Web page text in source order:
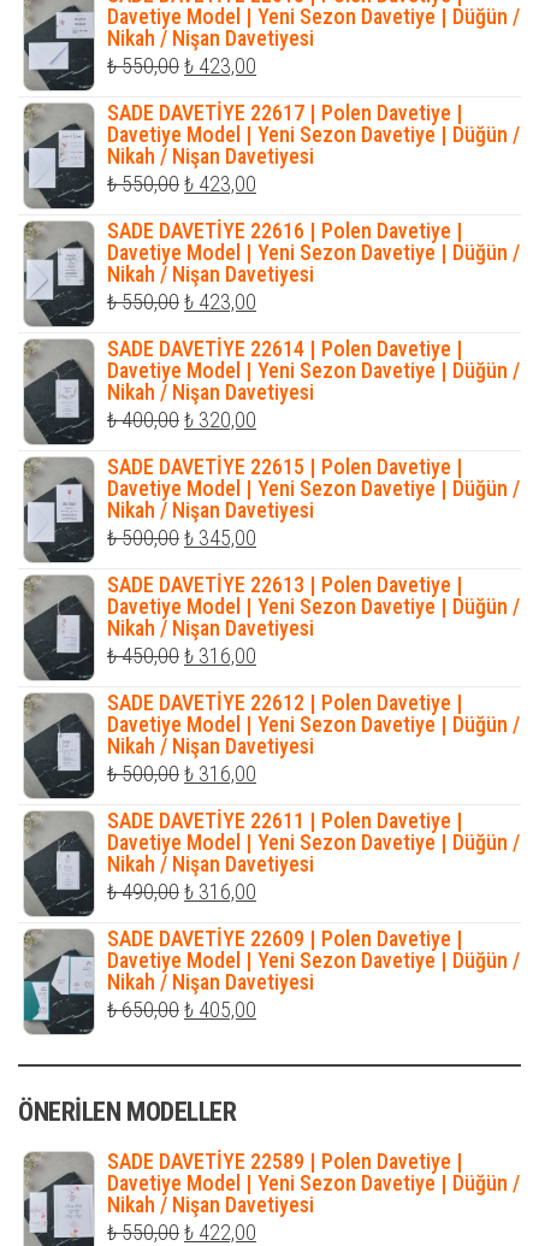
₺ 550,00.fiyat:
₺ 423,00.
Davetiye Model | Yeni Sezon Davetiye | Düğün /
Nikah / Nişan Davetiyesi
₺550,00Orijinal
fiyat:
₺ 550,00.
₺ 423,00
fiyat:
₺ 423,00.
SADE DAVETİYE 22617 | Polen Davetiye |
Davetiye Model | Yeni Sezon Davetiye | Düğün /
Nikah / Nişan Davetiyesi
₺550,00Orijinal
fiyat:
₺ 550,00.
₺ 423,00
fiyat:
₺ 423,00.
SADE DAVETİYE 22616 | Polen Davetiye |
Davetiye Model | Yeni Sezon Davetiye | Düğün /
Nikah / Nişan Davetiyesi
₺550,00Orijinal
fiyat:
₺ 550,00.
₺ 423,00
fiyat:
₺ 423,00.
SADE DAVETİYE 22614 | Polen Davetiye |
Davetiye Model | Yeni Sezon Davetiye | Düğün /
Nikah / Nişan Davetiyesi
₺400,00Orijinal
fiyat:
₺ 400,00.
₺ 320,00
fiyat:
₺ 320,00.
SADE DAVETİYE 22615 | Polen Davetiye |
Davetiye Model | Yeni Sezon Davetiye | Düğün /
Nikah / Nişan Davetiyesi
₺500,00Orijinal
fiyat:
₺ 500,00.
₺ 345,00
fiyat:
₺ 345,00.
SADE DAVETİYE 22613 | Polen Davetiye |
Davetiye Model | Yeni Sezon Davetiye | Düğün /
Nikah / Nişan Davetiyesi
₺450,00Orijinal
fiyat:
₺ 450,00.
₺ 316,00
fiyat:
₺ 316,00.
SADE DAVETİYE 22612 | Polen Davetiye |
Davetiye Model | Yeni Sezon Davetiye | Düğün /
Nikah / Nişan Davetiyesi
₺500,00Orijinal
fiyat:
₺ 500,00.
₺ 316,00
fiyat:
₺ 316,00.
SADE DAVETİYE 22611 | Polen Davetiye |
Davetiye Model | Yeni Sezon Davetiye | Düğün /
Nikah / Nişan Davetiyesi
₺490,00Orijinal
fiyat:
₺ 490,00.
₺ 316,00
fiyat:
₺ 316,00.
SADE DAVETİYE 22609 | Polen Davetiye |
Davetiye Model | Yeni Sezon Davetiye | Düğün /
Nikah / Nişan Davetiyesi
₺650,00Orijinal
₺ 405,00
ÖNERILEN MODELLER
SADE DAVETİYE 22589 | Polen Davetiye |
Davetiye Model | Yeni Sezon Davetiye | Düğün /
Nikah / Nişan Davetiyesi
₺550,00Orijinal
₺ 422,00